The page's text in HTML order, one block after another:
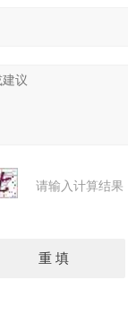
请输入计算结果